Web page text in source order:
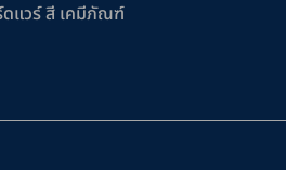
ดแวร์ สี เคมีภัณฑ์